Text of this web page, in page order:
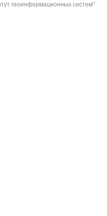
геоинформационных систем"